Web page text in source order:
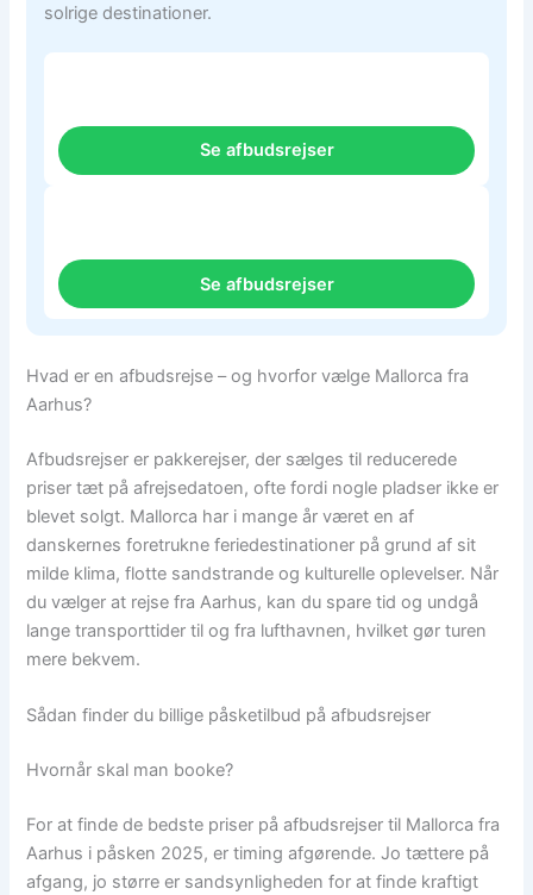
solrige destinationer.
Se afbudsrejser
Se afbudsrejser
Hvad er en afbudsrejse – og hvorfor vælge Mallorca fra
Aarhus?
Afbudsrejser er pakkerejser, der sælges til reducerede
priser tæt på afrejsedatoen, ofte fordi nogle pladser ikke er
blevet solgt. Mallorca har i mange år været en af
danskernes foretrukne feriedestinationer på grund af sit
milde klima, flotte sandstrande og kulturelle oplevelser. Når
du vælger at rejse fra Aarhus, kan du spare tid og undgå
lange transporttider til og fra lufthavnen, hvilket gør turen
mere bekvem.
Sådan finder du billige påsketilbud på afbudsrejser
Hvornår skal man booke?
For at finde de bedste priser på afbudsrejser til Mallorca fra
Aarhus i påsken 2025, er timing afgørende. Jo tættere på
afgang, jo større er sandsynligheden for at finde kraftigt